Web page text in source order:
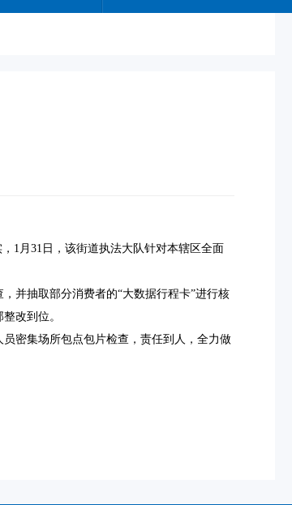
1月31日， 该街道执法大队针对本辖区全面
并抽取部分消费者的“大数据行程卡”进行核
改到位。
密集场所包点包片检查，责任到人，全力做